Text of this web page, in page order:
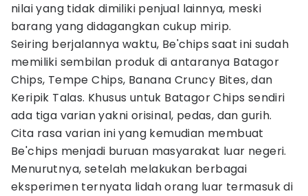
nilai yang tidak dimiliki penjual lainnya, meski
barang yang didagangkan cukup mirip.
Seiring berjalannya waktu, Be'chips saat ini sudah
memiliki sembilan produk di antaranya Batagor
Chips, Tempe Chips, Banana Cruncy Bites, dan
Keripik Talas. Khusus untuk Batagor Chips sendiri
ada tiga varian yakni orisinal, pedas, dan gurih.
Cita rasa varian ini yang kemudian membuat
Be'chips menjadi buruan masyarakat luar negeri.
Menurutnya, setelah melakukan berbagai
eksperimen ternyata lidah orang luar termasuk di